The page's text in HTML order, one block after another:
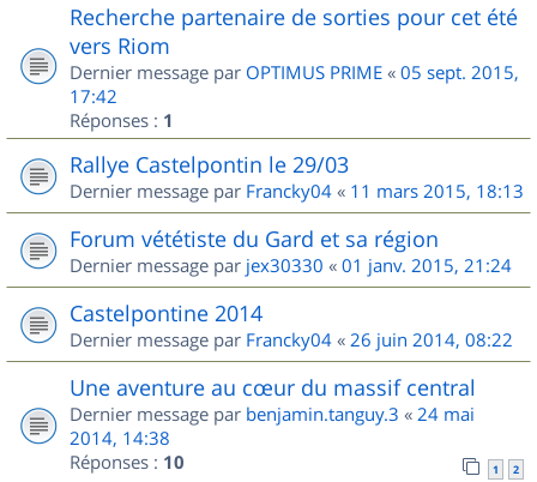
Recherche partenaire de sorties pour cet été
vers Riom
Dernier message par OPTIMUS PRIME « 05 sept. 2015,
17:42
Réponses : 1
Rallye Castelpontin le 29/03
Dernier message par Francky04 « 11 mars 2015, 18:13
Forum vététiste du Gard et sa région
Dernier message par jex30330 « 01 janv. 2015, 21:24
Castelpontine 2014
Dernier message par Francky04 « 26 juin 2014, 08:22
Une aventure au cœur du massif central
Dernier message par benjamin.tanguy.3 « 24 mai
2014, 14:38
Réponses : 10 1 2